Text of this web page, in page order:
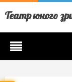
Театр юного